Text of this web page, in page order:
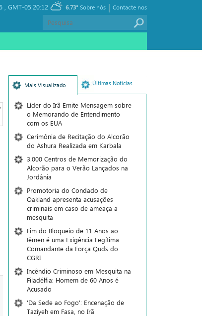
, GMT-05:20:12 6.73° Contacte nos
|
Sobre nós
Mais Visualizado Últimas Notícias
Líder do Irã Emite Mensagem sobre
o Memorando de Entendimento
com os EUA
Cerimônia de Recitação do Alcorão
do Ashura Realizada em Karbala
3.000 Centros de Memorização do
Alcorão para o Verão Lançados na
Jordânia
Promotoria do Condado de
Oakland apresenta acusações
criminais em caso de ameaça a
mesquita
Fim do Bloqueio de 11 Anos ao
Iêmen é uma Exigência Legítima:
Comandante da Força Quds do
CGRI
Incêndio Criminoso em Mesquita na
Filadélfia: Homem de 60 Anos é
Acusado
'Da Sede ao Fogo': Encenação de
Taziyeh em Fasa, no Irã